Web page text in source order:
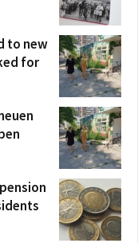
to new
for